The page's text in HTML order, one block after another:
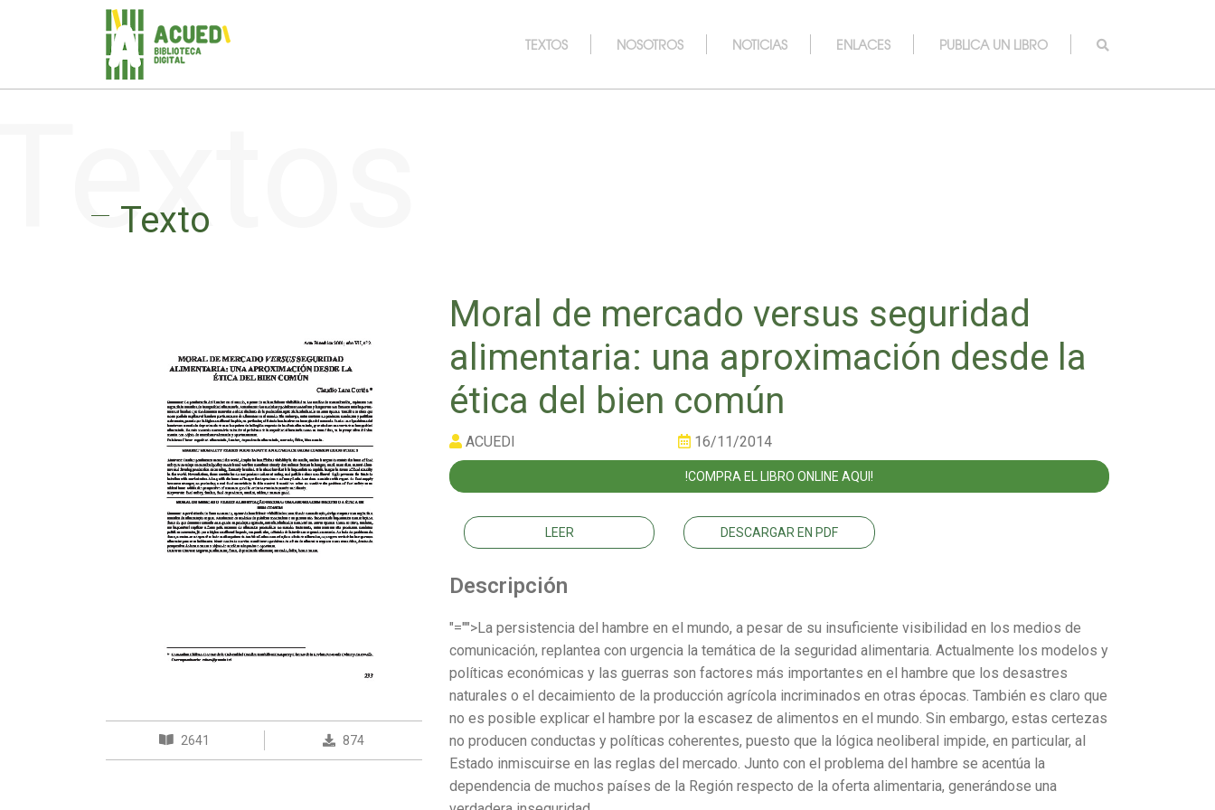
TEXTOS NOSOTROS NOTICIAS ENLACES PUBLICA UN LIBRO
Texto
2641 874
Moral de mercado versus seguridad
alimentaria: una aproximación desde la
ética del bien común
ACUEDI 16/11/2014
!COMPRA EL LIBRO ONLINE AQUI!
LEER DESCARGAR EN PDF
Descripción
"="">La persistencia del hambre en el mundo, a pesar de su insuficiente visibilidad en los medios de
comunicación, replantea con urgencia la temática de la seguridad alimentaria. Actualmente los modelos y
políticas económicas y las guerras son factores más importantes en el hambre que los desastres
naturales o el decaimiento de la producción agrícola incriminados en otras épocas. También es claro que
no es posible explicar el hambre por la escasez de alimentos en el mundo. Sin embargo, estas certezas
no producen conductas y políticas coherentes, puesto que la lógica neoliberal impide, en particular, al
Estado inmiscuirse en las reglas del mercado. Junto con el problema del hambre se acentúa la
dependencia de muchos países de la Región respecto de la oferta alimentaria, generándose una